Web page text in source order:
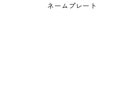
ネームプレート